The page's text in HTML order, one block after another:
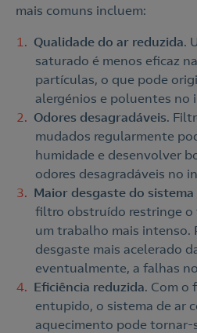
mais comuns incluem:
Qualidade do ar reduzida.
saturado é menos eficaz
partículas, o que pode
alergénios e poluentes no
Odores desagradáveis.
mudados regularmente
humidade e desenvolver
odores desagradáveis no
Maior desgaste do
filtro obstruído restringe o
um trabalho mais intenso.
desgaste mais acelerado
eventualmente, a falhas
Eficiência reduzida. Com o
entupido, o sistema de ar
aquecimento pode tornar-